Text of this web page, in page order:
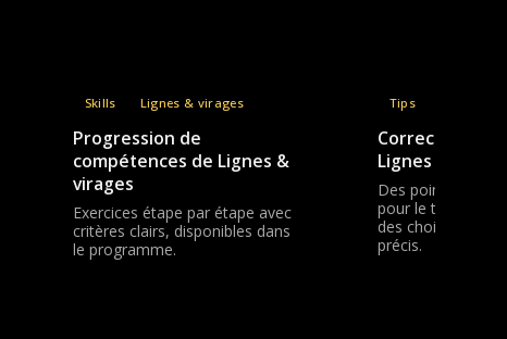
Skills Lignes & virages
Progression de
compétences de Lignes &
virages
Exercices étape par étape avec
critères clairs, disponibles dans
le programme.
Tips
Correctifs
Lignes &
Des points de
pour le timing,
des choix de
précis.